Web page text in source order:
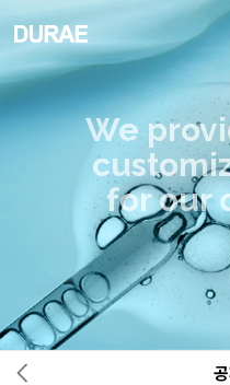
We
for our